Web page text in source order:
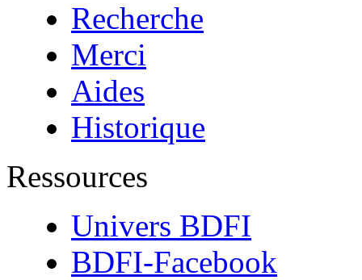
Recherche
Merci
Aides
Historique
Ressources
Univers BDFI
BDFI-Facebook